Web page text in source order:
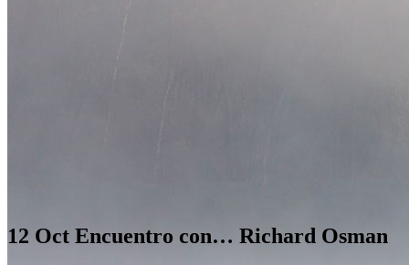
12 Oct Encuentro con… Richard Osman